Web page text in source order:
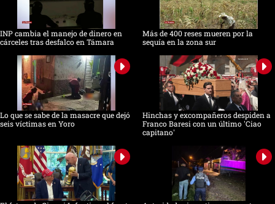
INP cambia el manejo de dinero en
cárceles tras desfalco en Támara
Más de 400 reses mueren por la
sequía en la zona sur
Lo que se sabe de la masacre que dejó
seis víctimas en Yoro
Hinchas y excompañeros despiden a
Franco Baresi con un último 'Ciao
capitano'